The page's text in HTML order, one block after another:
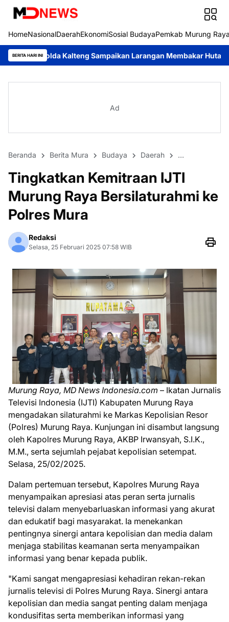
HomeNasionalDaerahEkonomiSosial BudayaPemkab Murung
BERITA HARI INISampaikan Larangan Membakar Hutan dan Lahan
Ad
Beranda Berita Mura Budaya Daerah DPRD Murung
Tingkatkan Kemitraan IJTI
Murung Raya Bersilaturahmi ke
Polres Mura
Redaksi
Selasa, 25 Februari 2025 07:58 WIB
Murung Raya, MD News Indonesia.com – Ikatan Jurnalis
Televisi Indonesia (IJTI) Kabupaten Murung Raya
mengadakan silaturahmi ke Markas Kepolisian Resor
(Polres) Murung Raya. Kunjungan ini disambut langsung
oleh Kapolres Murung Raya, AKBP Irwansyah, S.I.K.,
M.M., serta sejumlah pejabat kepolisian setempat.
Selasa, 25/02/2025.
Dalam pertemuan tersebut, Kapolres Murung Raya
menyampaikan apresiasi atas peran serta jurnalis
televisi dalam menyebarluaskan informasi yang akurat
dan edukatif bagi masyarakat. Ia menekankan
pentingnya sinergi antara kepolisian dan media dalam
menjaga stabilitas keamanan serta menyampaikan
informasi yang benar kepada publik.
"Kami sangat mengapresiasi kehadiran rekan-rekan
jurnalis televisi di Polres Murung Raya. Sinergi antara
kepolisian dan media sangat penting dalam menjaga
kondusifitas serta memberikan informasi yang